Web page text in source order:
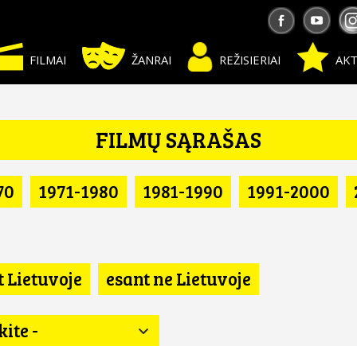
REŽISIERIAI
ŽANRAI
FILMAI
FILMŲ SĄRAŠAS
1971-1980 1981-1990 1991-2000
Lietuvoje esant ne Lietuvoje
-